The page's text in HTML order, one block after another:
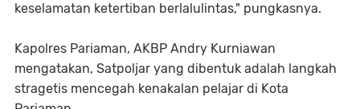
keselamatan ketertiban berlalulintas," pungkasnya.
Kapolres Pariaman, AKBP Andry Kurniawan
mengatakan, Satpoljar yang dibentuk adalah langkah
stragetis mencegah kenakalan pelajar di Kota